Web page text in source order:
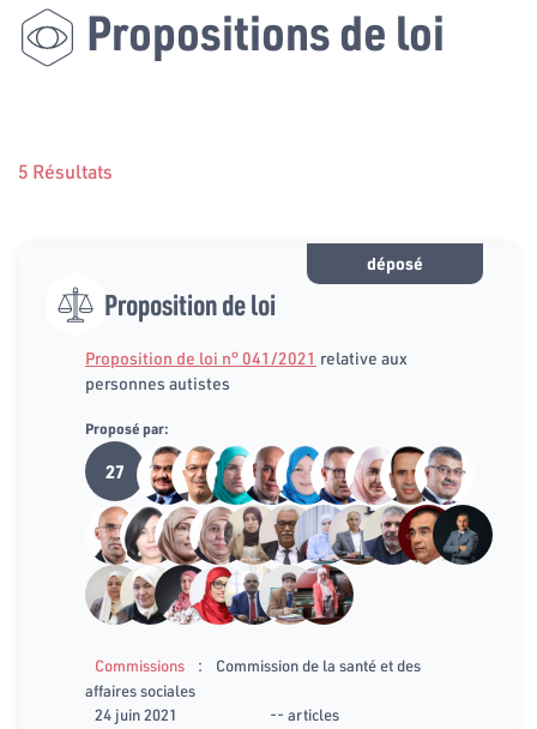
Propositions de loi
5 Résultats
déposé
Proposition de loi
Proposition de loi n° 041/2021 relative aux
personnes autistes
Proposé par:
27
Commissions :
Commission de la santé et des
affaires sociales
24 juin 2021
-- articles